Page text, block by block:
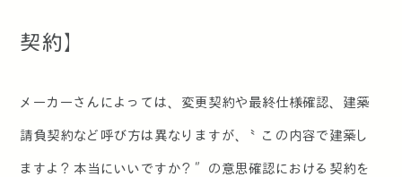
契約】
メーカーさんによっては、変更契約や最終仕様確認、建築
請負契約など呼び方は異なりますが、〝この内容で建築し
ますよ？本当にいいですか？″の意思確認における契約を